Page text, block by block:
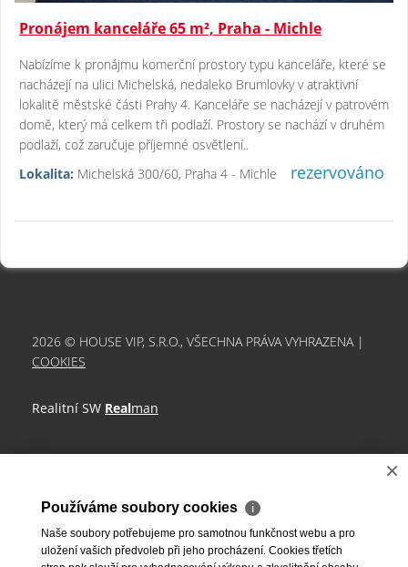
Pronájem kanceláře 65 m², Praha - Michle
Nabízíme k pronájmu komerční prostory typu kanceláře, které se
nacházejí na ulici Michelská, nedaleko Brumlovky v atraktivní
lokalitě městské části Prahy 4. Kanceláře se nacházejí v patrovém
domě, který má celkem tři podlaží. Prostory se nachází v druhém
podlaží, což zaručuje příjemné osvětlení..
Lokalita: Michelská 300/60, Praha 4 - Michle rezervováno
2026 © HOUSE VIP, S.R.O., VŠECHNA PRÁVA VYHRAZENA |
COOKIES
Realitní SW Realman
×
Používáme soubory cookies ℹ
Naše soubory potřebujeme pro samotnou funkčnost webu a pro
uložení vašich předvoleb při jeho procházení. Cookies třetích